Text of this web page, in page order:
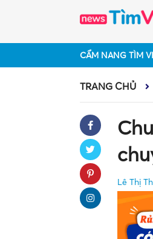
CẨM NANG TÌM
TRANG CHỦ
Lê Thị